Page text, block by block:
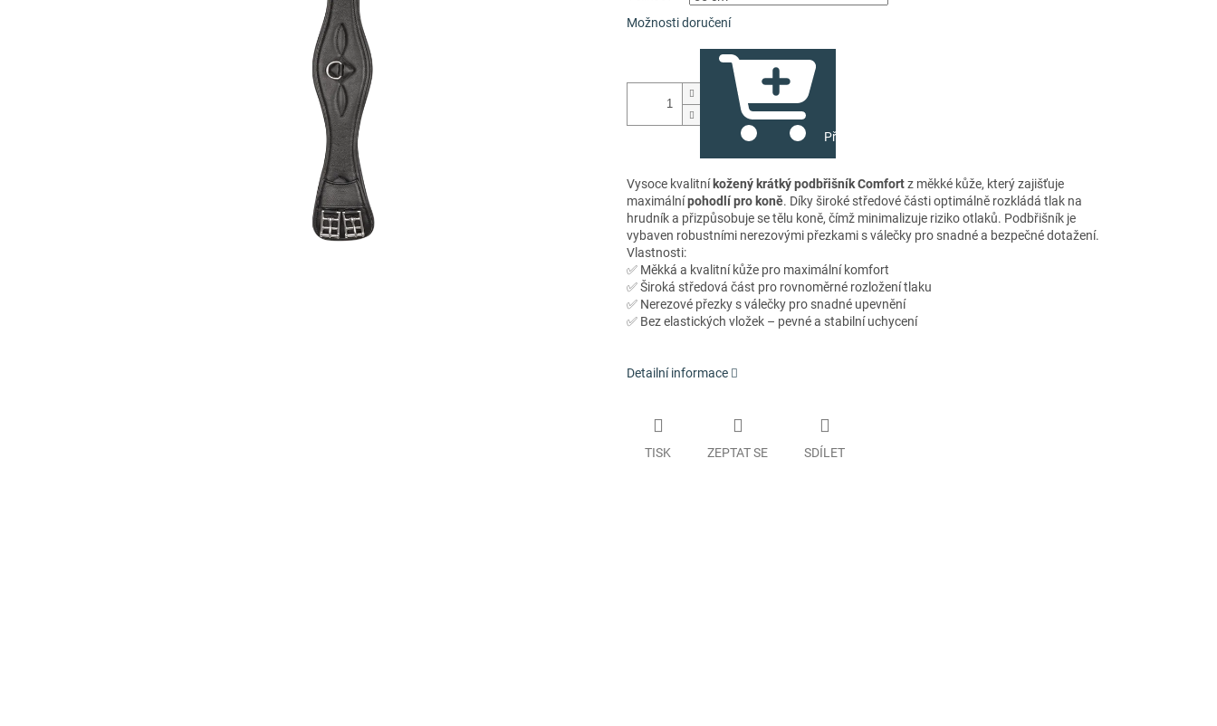
Možnosti doručení
Přidat do košíku
Vysoce kvalitníkožený krátký podbřišník Comfortz měkké kůže, který zajišťuje
maximálnípohodlí pro koně. Díky široké středové části optimálně rozkládá tlak na
hrudník a přizpůsobuje se tělu koně, čímž minimalizuje riziko otlaků. Podbřišník je
vybaven robustními nerezovými přezkami s válečky pro snadné a bezpečné dotažení.
Vlastnosti:
✅ Měkká a kvalitní kůže pro maximální komfort
✅ Široká středová část pro rovnoměrné rozložení tlaku
✅ Nerezové přezky s válečky pro snadné upevnění
✅ Bez elastických vložek – pevné a stabilní uchycení
Detailní informace
TISK ZEPTAT SE SDÍLET